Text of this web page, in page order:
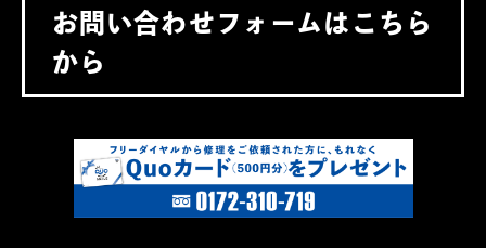
お問い合わせフォームはこちら
から